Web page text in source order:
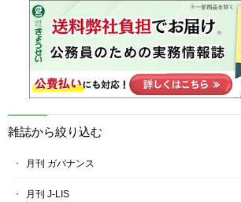
雑誌から絞り込む
月刊 ガバナンス
月刊 J-LIS